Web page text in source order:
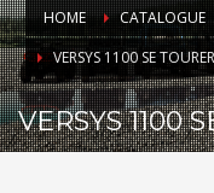
HOME CATALOGUE
VERSYS 1100 SE
VERSYS 1100